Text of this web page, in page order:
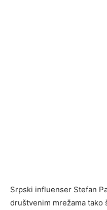
Srpski influenser Stefan
društvenim mrežama tako